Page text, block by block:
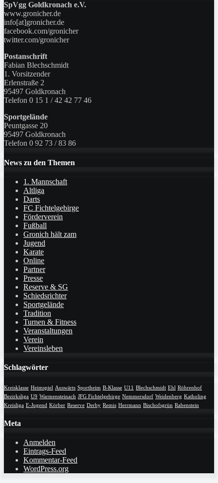
SpVgg Goldkronach e.V.
www.gronicher.de
info[at]gronicher.de
facebook.com/gronicher
twitter.com/gronicher
Postanschrift
Fabian Blechschmidt
1. Vorsitzender
Erlenstraße 2
95497 Goldkronach
Telefon 0 15 1 / 42 42 77 46
Sportgelände
Peuntgasse 20
95497 Goldkronach
Telefon 0 92 73 / 83 86
News zu den Themen
1. Mannschaft
Altliga
Darts
FC Fichtelgebirge
Förderverein
Fußball
Gronich hält zam
Jugend
Karate
Online
Partner
Presse
Reserve & SG
Schiedsrichter
Sportgelände
Tradition
Turnen & Fitness
Veranstaltungen
Verein
Vereinsleben
Schlagwörter
Kreisklasse Heimspiel Auswärts Sportheim B-Klasse U11 Blechschmidt Ehl Röhrenhof
Bezirksliga U9 Warmensteinach JFG Fichtelgebirge Nemmersdorf Weidenberg Katholing
Kreisliga E-Jugend Körber Reserve Derby Remis Herrmann Bischofsgrün Rabenstein
Meta
Anmelden
Eintrags-Feed
Kommentar-Feed
WordPress.org